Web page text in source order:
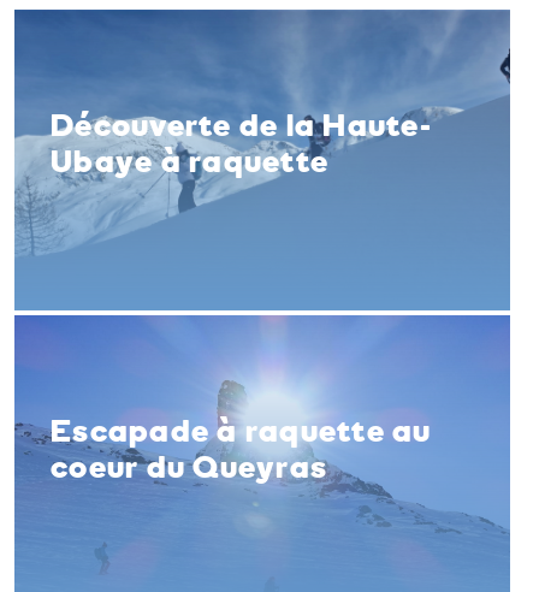
Découverte de la Haute-
Ubaye à raquette
Escapade à raquette au
coeur du Queyras